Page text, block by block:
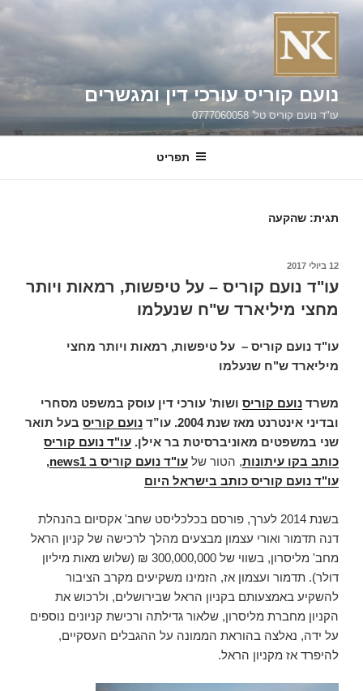
דילוג
נועם קוריס עורכי דין ומגשרים
עו"ד נועם קוריס טל' 0777060058
תפריט
תגית: שהקעה
פורסם
12 ביולי 2017
עו"ד נועם קוריס – על טיפשות, רמאות ויותר
מחצי מיליארד ש"ח שנעלמו
עו"ד נועם קוריס – על טיפשות, רמאות ויותר מחצי
מיליארד ש"ח שנעלמו
משרד נועם קוריס ושות’ עורכי דין עוסק במשפט מסחרי
ובדיני אינטרנט מאז שנת 2004.
עו”ד נועם קוריס בעל תואר
שני במשפטים מאוניברסיטת בר אילן. עו"ד נועם קוריס
כותב בקו עיתונות, הטור של עו"ד נועם קוריס ב news1
,
עו"ד נועם קוריס כותב בישראל היום
בשנת 2014 לערך, פורסם בכלכליסט שחב' אקסיום בהנהלת
דנה תדמור ואורי עצמון מבצעים מהלך לרכישה של קניון הראל
מחב' מליסרון, בשווי של 300,000,000 ₪ (שלוש מאות מיליון
דולר). תדמור ועצמון אז, הזמינו משקיעים מקרב הציבור
להשקיע באמצעותם בקניון הראל שבירושלים, ולרכוש את
הקניון מחברת מליסרון, שלאור גדילתה ורכישת קניונים נוספים
על ידה, נאלצה בהוראת הממונה על ההגבלים העסקיים,
להיפרד אז מקניון הראל.